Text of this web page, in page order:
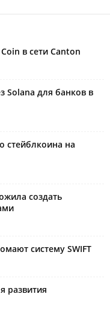
в сети Canton
Solana для банков в
стейблкоина на
создать
систему SWIFT
развития